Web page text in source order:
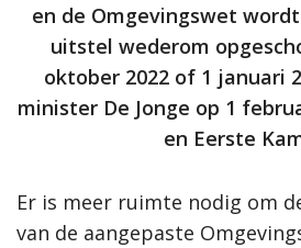
en de Omgevingswet
uitstel wederom
oktober 2022 of 1 januari
minister De Jonge op 1
en Eerste
Er is meer ruimte nodig om
van de aangepaste